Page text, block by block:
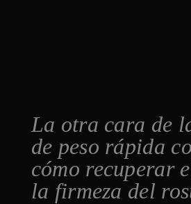
La otra cara de
de peso rápida
cómo recuperar
la firmeza del